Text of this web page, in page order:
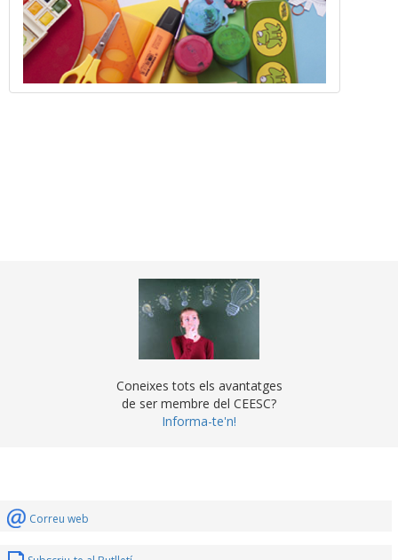
Coneixes tots els avantatges
de ser membre del CEESC?
Informa-te'n!
Correu web